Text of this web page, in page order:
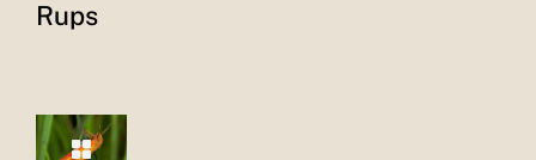
Rups